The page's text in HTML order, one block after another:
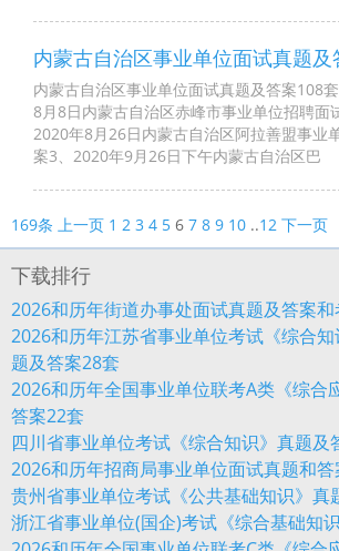
内蒙古自治区事业单位面试真题及
内蒙古自治区事业单位面试真题及答案108
8月8日内蒙古自治区赤峰市事业单位招聘面
2020年8月26日内蒙古自治区阿拉善盟事业
案3、2020年9月26日下午内蒙古自治区巴
169条 上一页 1 2 3 4 5 6 7 8 9 10 ..12 下一页
下载排行
2026和历年街道办事处面试真题及答案
2026和历年江苏省事业单位考试《综合
题及答案28套
2026和历年全国事业单位联考A类《综合
答案22套
四川省事业单位考试《综合知识》真题及
2026和历年招商局事业单位面试真题和答
贵州省事业单位考试《公共基础知识》真
浙江省事业单位(国企)考试《综合基础知